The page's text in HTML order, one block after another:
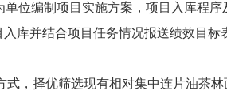
位编制项目实施方案，项目入库程
库并结合项目任务情况报送绩效目标
，择优筛选现有相对集中连片油茶